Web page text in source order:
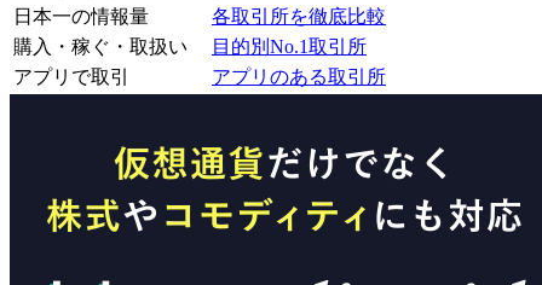
日本一の情報量
各取引所を徹底比較
購入・稼ぐ・取扱い
目的別No.1取引所
アプリで取引
アプリのある取引所